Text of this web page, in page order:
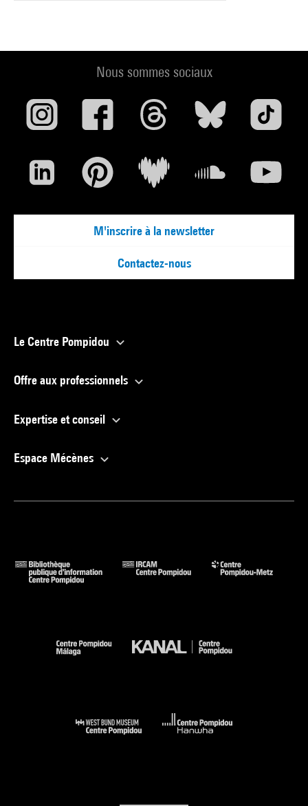
Nous sommes sociaux
M'inscrire à la newsletter
Contactez-nous
Le Centre Pompidou
Offre aux professionnels
Expertise et conseil
Espace Mécènes